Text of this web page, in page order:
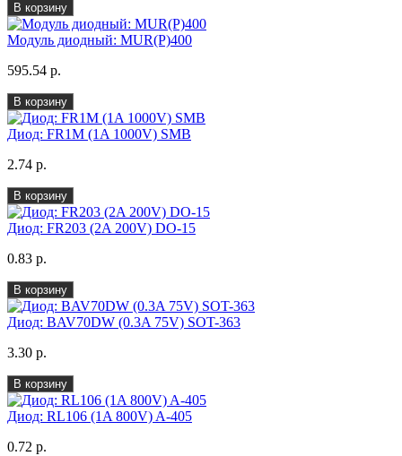
В корзину
Модуль диодный: MUR(P)400
595.54 р.
В корзину
Диод: FR1M (1A 1000V) SMB
2.74 р.
В корзину
Диод: FR203 (2A 200V) DO-15
0.83 р.
В корзину
Диод: BAV70DW (0.3A 75V) SOT-363
3.30 р.
В корзину
Диод: RL106 (1A 800V) A-405
0.72 р.